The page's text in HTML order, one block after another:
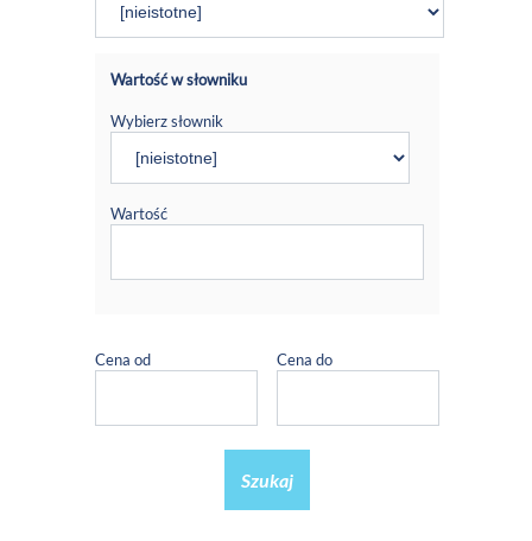
Wartość w słowniku
Wybierz słownik
Wartość
Cena od Cena do
Szukaj